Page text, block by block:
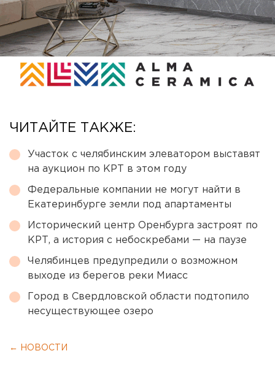
ЧИТАЙТЕ ТАКЖЕ:
Участок с челябинским элеватором выставят
на аукцион по КРТ в этом году
Федеральные компании не могут найти в
Екатеринбурге земли под апартаменты
Исторический центр Оренбурга застроят по
КРТ, а история с небоскребами — на паузе
Челябинцев предупредили о возможном
выходе из берегов реки Миасс
Город в Свердловской области подтопило
несуществующее озеро
← НОВОСТИ